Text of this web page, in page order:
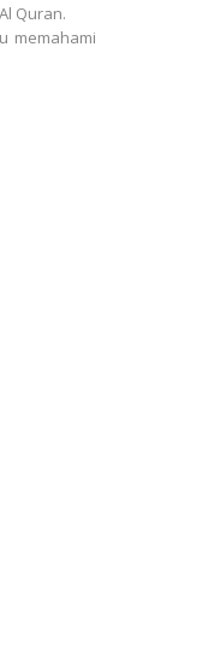
Quran.
memahami